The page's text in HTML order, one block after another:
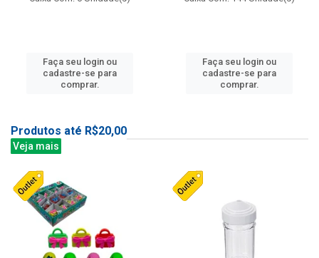
Faça seu login ou
cadastre-se para
comprar.
Faça seu login ou
cadastre-se para
comprar.
Produtos até R$20,00
Veja mais